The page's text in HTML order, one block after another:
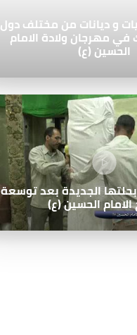
و ديانات من مختلف دول
في مهرجان ولادة الامام
الحسين (ع)
الجديدة بعد توسعة
الحسين (ع)